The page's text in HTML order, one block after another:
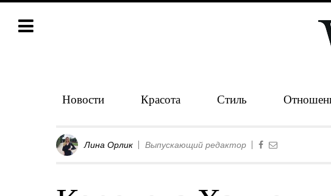
Новости Красота Стиль
Лина Орлик Выпускающий редактор